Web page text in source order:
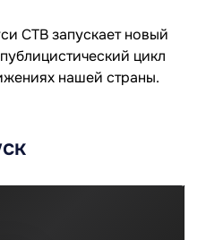
СТВ запускает новый
цикл
нашей страны.